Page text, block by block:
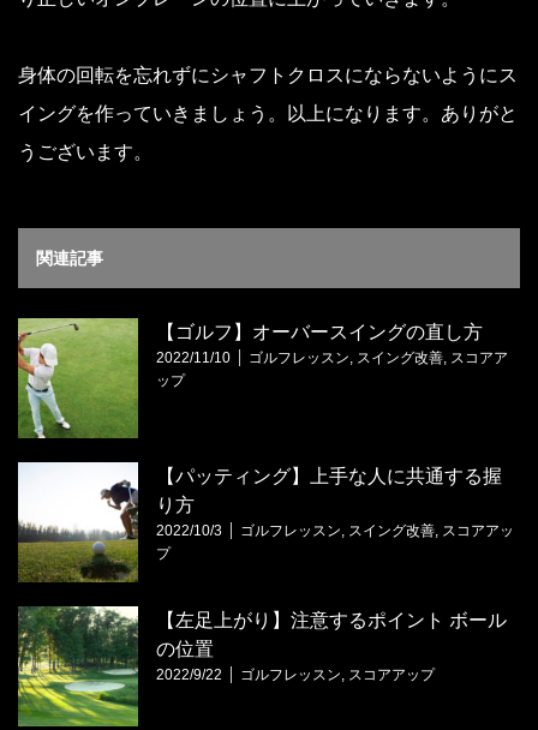
身体の回転を忘れずにシャフトクロスにならないようにス
イングを作っていきましょう。以上になります。ありがと
うございます。
関連記事
【ゴルフ】オーバースイングの直し方
2022/11/10 ゴルフレッスン, スイング改善, スコアア
ップ
【パッティング】上手な人に共通する握
り方
2022/10/3 ゴルフレッスン, スイング改善, スコアアッ
プ
【左足上がり】注意するポイント ボール
の位置
2022/9/22 ゴルフレッスン, スコアアップ